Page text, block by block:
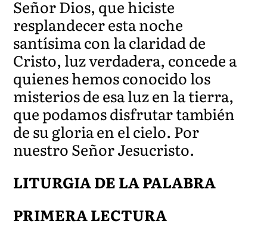
Señor Dios, que hiciste
resplandecer esta noche
santísima con la claridad de
Cristo, luz verdadera, concede a
quienes hemos conocido los
misterios de esa luz en la tierra,
que podamos disfrutar también
de su gloria en el cielo. Por
nuestro Señor Jesucristo.
LITURGIA DE LA PALABRA
PRIMERA LECTURA